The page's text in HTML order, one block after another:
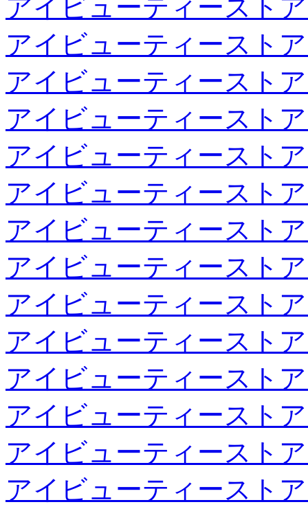
アイビューティースト
アイビューティースト
アイビューティースト
アイビューティースト
アイビューティースト
アイビューティースト
アイビューティースト
アイビューティースト
アイビューティースト
アイビューティースト
アイビューティースト
アイビューティースト
アイビューティースト
アイビューティースト